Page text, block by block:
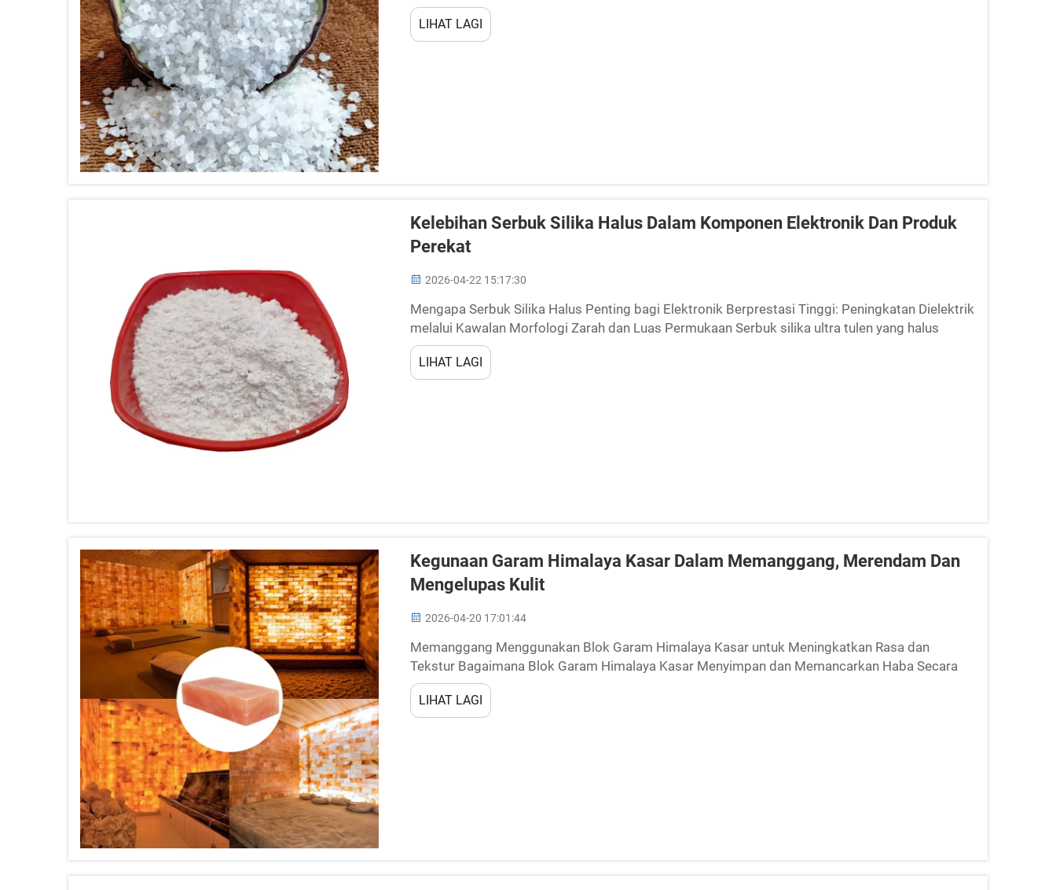
industri unggul dalam aplikasi berisiko tinggi disebabkan tiga sifat saling berkait...
LIHAT LAGI
Kelebihan Serbuk Silika Halus Dalam Komponen Elektronik Dan Produk
Perekat
2026-04-22 15:17:30
Mengapa Serbuk Silika Halus Penting bagi Elektronik Berprestasi Tinggi: Peningkatan Dielektrik
melalui Kawalan Morfologi Zarah dan Luas Permukaan Serbuk silika ultra tulen yang halus
benar-benar meningkatkan sifat penebatan dalam mikroelektronik berkat cara zarah-zarah
tersebut...
LIHAT LAGI
Kegunaan Garam Himalaya Kasar Dalam Memanggang, Merendam Dan
Mengelupas Kulit
2026-04-20 17:01:44
Memanggang Menggunakan Blok Garam Himalaya Kasar untuk Meningkatkan Rasa dan
Tekstur Bagaimana Blok Garam Himalaya Kasar Menyimpan dan Memancarkan Haba Secara
Sekata Blok garam Himalaya mempunyai struktur hablur yang sangat padat yang memberikan
sifat penyimpanan haba yang luar biasa. ...
LIHAT LAGI